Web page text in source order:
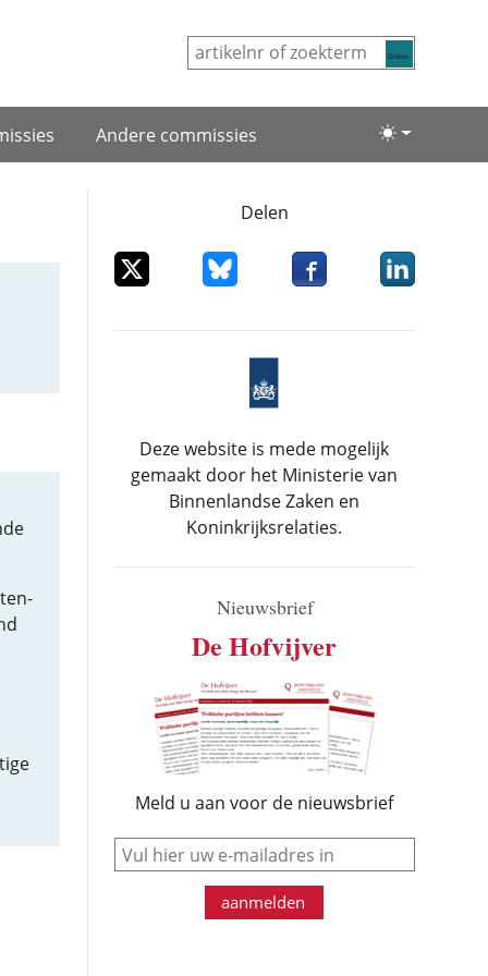
Lichte/
Andere commissies
Delen
Deel dit item op XDeel dit item op Bluesky
Deel dit item op
Deel dit
Deze website is mede mogelijk
gemaakt door het Ministerie van
Binnenlandse Zaken en
Koninkrijksrelaties.
Nieuwsbrief
De Hofvijver
Meld u aan voor de nieuwsbrief
e-mail
aanmelden